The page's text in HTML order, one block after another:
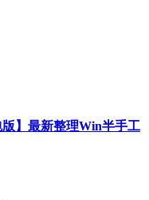
】最新整理Win半手工